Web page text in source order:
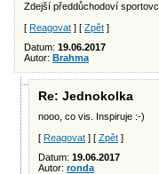
Zdejší předdůchodoví
[ Reagovat ] [ Zpět ]
Datum: 19.06.2017
Autor: Brahma
Re: Jednokolka
nooo, co vis. Inspiruje :-)
[ Reagovat ] [ Zpět ]
Datum: 19.06.2017
Autor: ronda